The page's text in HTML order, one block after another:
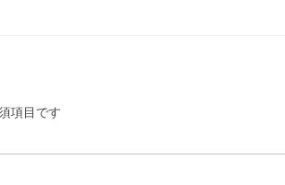
項目です